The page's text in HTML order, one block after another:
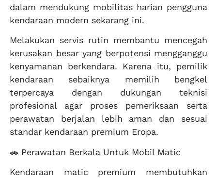
dalam mendukung mobilitas harian pengguna
kendaraan modern sekarang ini.
Melakukan servis rutin membantu mencegah
kerusakan besar yang berpotensi mengganggu
kenyamanan berkendara. Karena itu, pemilik
kendaraan sebaiknya memilih bengkel
terpercaya dengan dukungan teknisi
profesional agar proses pemeriksaan serta
perawatan berjalan lebih aman dan sesuai
standar kendaraan premium Eropa.
🚗 Perawatan Berkala Untuk Mobil Matic
Kendaraan matic premium membutuhkan